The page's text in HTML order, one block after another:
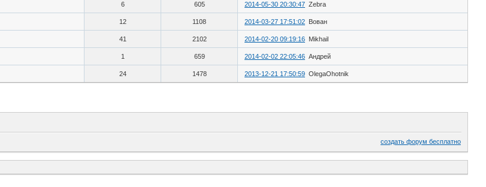
6 605 2014-05-30 20:30:47 Zebra
12 1108 2014-03-27 17:51:02 Вован
41 2102 2014-02-20 09:19:16 Mikhail
1 659 2014-02-02 22:05:46 Андрей
24 1478 2013-12-21 17:50:59 OlegaOhotnik
создать форум бесплатно